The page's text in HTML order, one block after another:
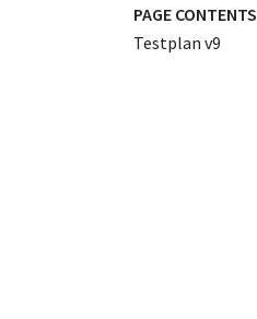
PAGE CONTENTS
Testplan v9